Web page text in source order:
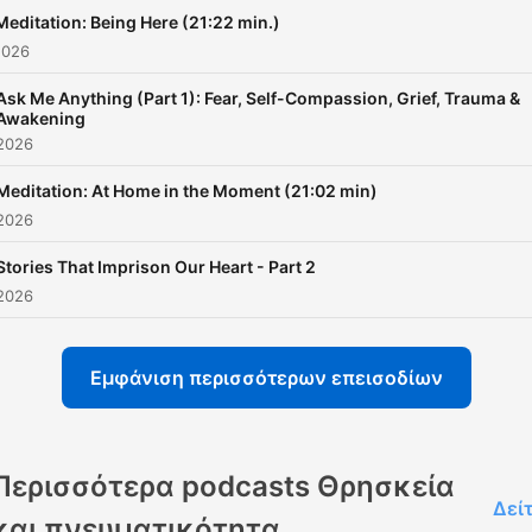
Being Here (21:22 min.)
Me Anything (Part 1): Fear, Self-Compassion, Grief, Trauma &
At Home in the Moment (21:02 min)
That Imprison Our Heart - Part 2
Εμφάνιση περισσότερων επεισοδίων
podcasts Θρησκεία